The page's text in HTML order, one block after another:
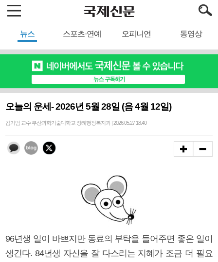
뉴스 스포츠·연예 오피니언 동영상
오늘의 운세- 2026년 5월 28일 (음 4월 12일)
김기범 교수 부산과학기술대학교 장례행정복지과 | 2026.05.27 18:40
96년생 일이 바쁘지만 동료의 부탁을 들어주면 좋은 일이
생긴다. 84년생 자신을 잘 다스리는 지혜가 조금 더 필요